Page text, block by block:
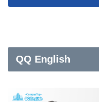
QQ English